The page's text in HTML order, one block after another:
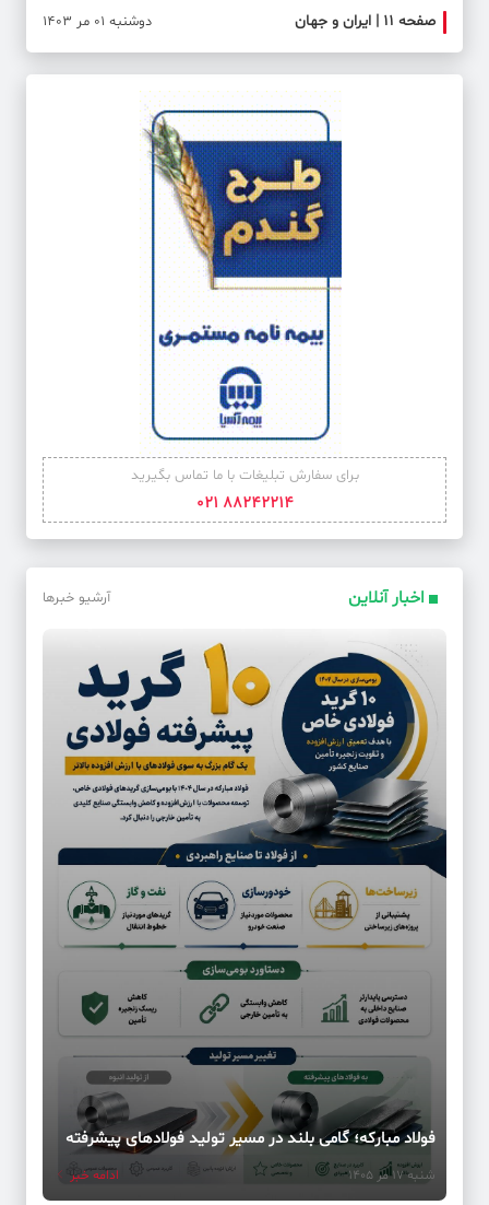
صفحه ۱۱ | ایران و جهان دوشنبه 01 مر 1403
برای سفارش تبلیغات با ما تماس بگیرید
88242214 021
اخبار آنلاین آرشیو خبرها
فولاد مبارکه؛ گامی بلند در مسیر تولید فولادهای پیشرفته
شنبه 17 مر 1405 ادامه خبر